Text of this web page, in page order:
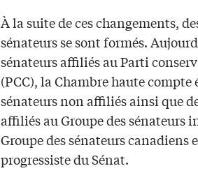
À la suite de ces changements,
sénateurs se sont formés.
sénateurs affiliés au Parti
(PCC), la Chambre haute compte
sénateurs non affiliés ainsi que
affiliés au Groupe des sénateurs
Groupe des sénateurs canadiens
progressiste du Sénat.